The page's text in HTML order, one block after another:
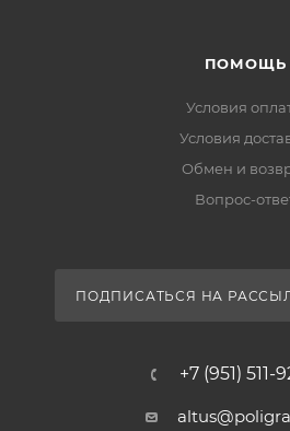
ПОМОЩЬ
Условия
Условия
Обмен и
Вопрос-
ПОДПИСАТЬСЯ НА
+7 (951) 511-